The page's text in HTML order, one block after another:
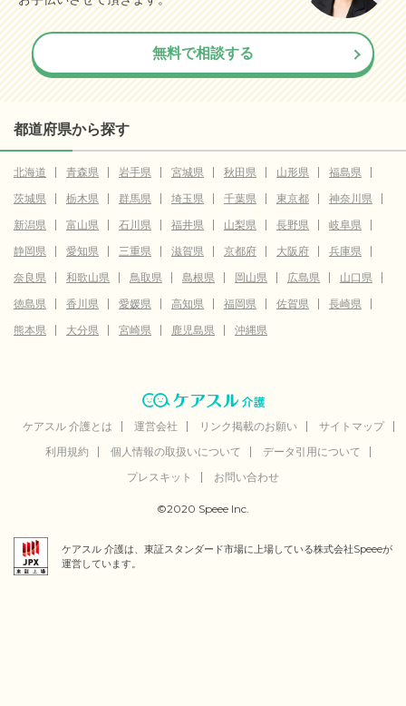
無料で相談する
都道府県から探す
北海道 青森県 岩手県 宮城県 秋田県 山形県
福島県
茨城県
栃木県 群馬県 埼玉県 千葉県 東京都
神奈川県
新潟県
富山県 石川県 福井県 山梨県 長野県
岐阜県
静岡県
愛知県 三重県 滋賀県 京都府 大阪府
兵庫県
奈良県
和歌山県 鳥取県 島根県 岡山県 広島県
山口県
徳島県
香川県 愛媛県 高知県 福岡県 佐賀県
長崎県
熊本県
大分県 宮崎県 鹿児島県 沖縄県
ケアスル 介護とは 運営会社 リンク掲載のお願い
サイトマップ
利用規約
個人情報の取扱いについて
データ引用について
プレスキット
お問い合わせ
©2020 Speee Inc.
ケアスル 介護は、東証スタンダード市場に上場している株式会社Speeeが
運営しています。